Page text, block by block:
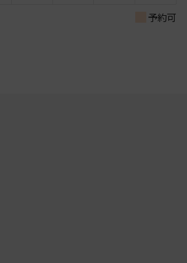
予約可